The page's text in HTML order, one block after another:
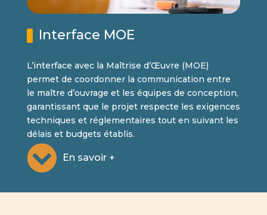
Interface MOE
L’interface avec la Maîtrise d’Œuvre (MOE)
permet de coordonner la communication entre
le maître d’ouvrage et les équipes de conception,
garantissant que le projet respecte les exigences
techniques et réglementaires tout en suivant les
délais et budgets établis.
En savoir +